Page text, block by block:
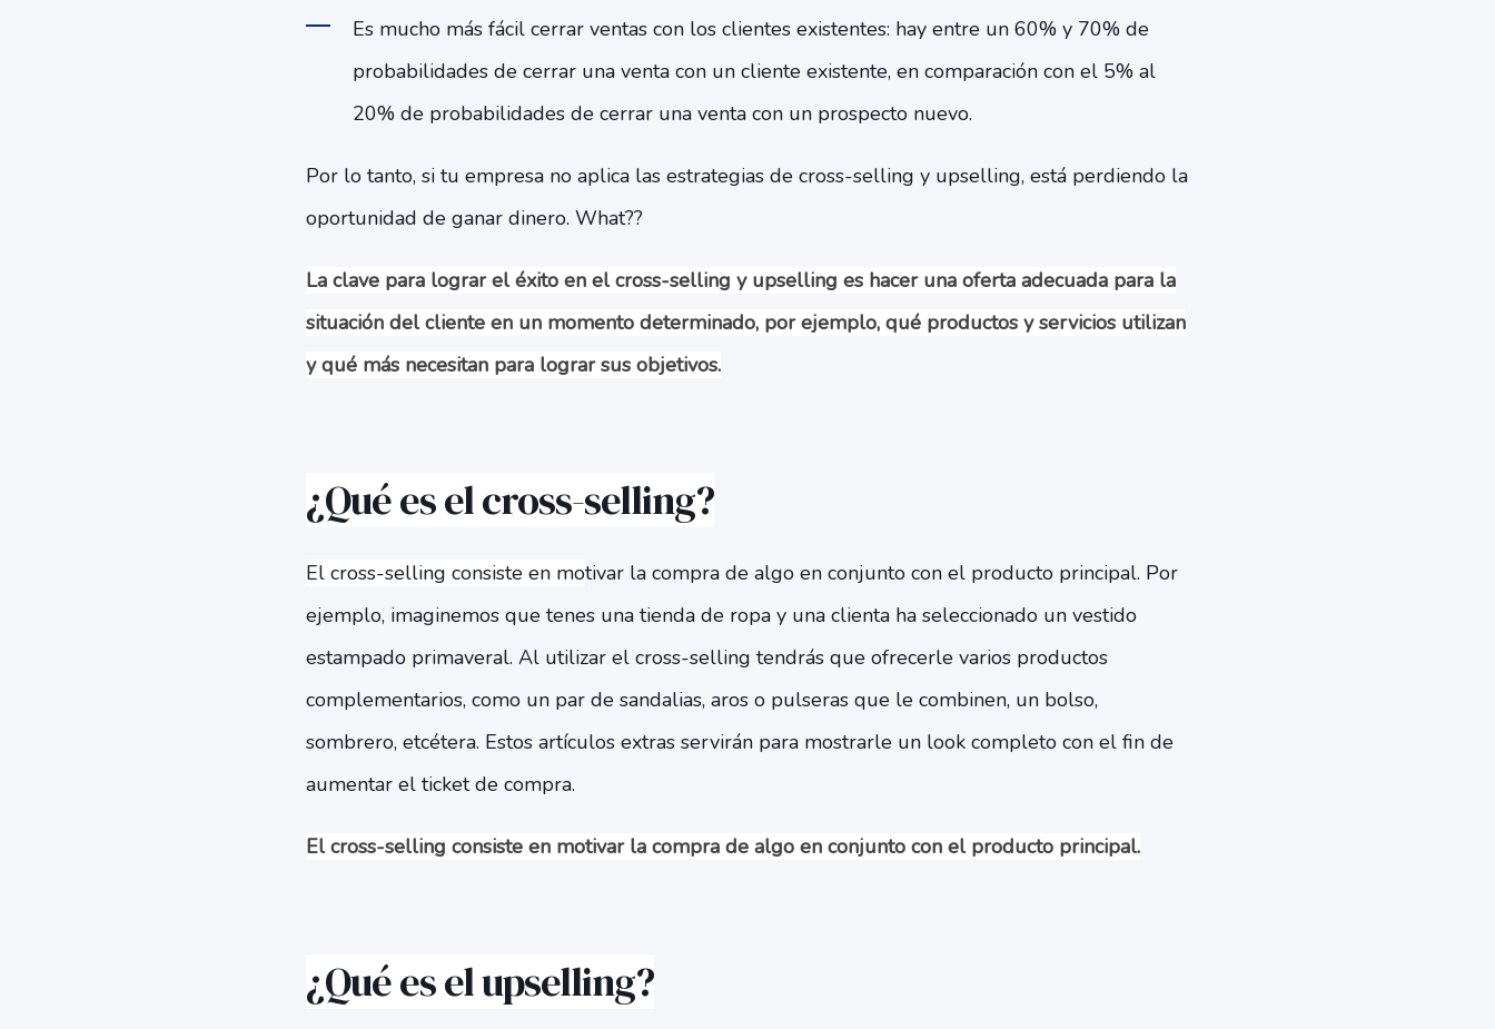
Es mucho más fácil cerrar ventas con los clientes existentes: hay entre un 60% y 70% de
probabilidades de cerrar una venta con un cliente existente, en comparación con el 5% al
20% de probabilidades de cerrar una venta con un prospecto nuevo.
Por lo tanto, si tu empresa no aplica las estrategias de cross-selling y upselling, está perdiendo la
oportunidad de ganar dinero. What??
La clave para lograr el éxito en el cross-selling y upselling es hacer una oferta adecuada para la
situación del cliente en un momento determinado, por ejemplo, qué productos y servicios utilizan
y qué más necesitan para lograr sus objetivos.
¿Qué es el cross-selling?
El cross-selling consiste en motivar la compra de algo en conjunto con el producto principal. Por
ejemplo, imaginemos que tenes una tienda de ropa y una clienta ha seleccionado un vestido
estampado primaveral. Al utilizar el cross-selling tendrás que ofrecerle varios productos
complementarios, como un par de sandalias, aros o pulseras que le combinen, un bolso,
sombrero, etcétera. Estos artículos extras servirán para mostrarle un look completo con el fin de
aumentar el ticket de compra.
El cross-selling consiste en motivar la compra de algo en conjunto con el producto principal.
¿Qué es el upselling?